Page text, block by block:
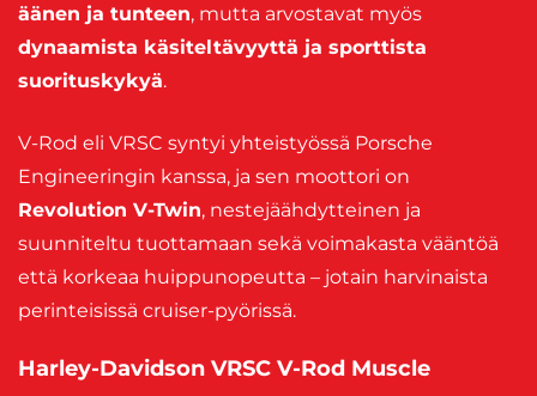
äänen ja tunteen, mutta arvostavat myös
dynaamista käsiteltävyyttä ja sporttista
suorituskykyä.
V-Rod eli VRSC syntyi yhteistyössä Porsche
Engineeringin kanssa, ja sen moottori on
Revolution V-Twin, nestejäähdytteinen ja
suunniteltu tuottamaan sekä voimakasta vääntöä
että korkeaa huippunopeutta – jotain harvinaista
perinteisissä cruiser-pyörissä.
Harley-Davidson VRSC V-Rod Muscle